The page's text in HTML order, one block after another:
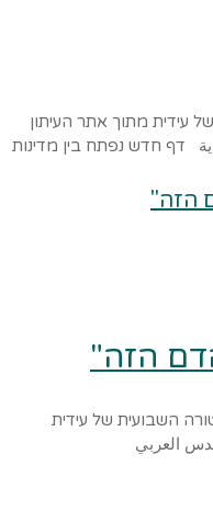
עידית מתוך אתר העיתון
דף חדש נפתח בין מדינות
הזה"
השבועית של עידית
العربي